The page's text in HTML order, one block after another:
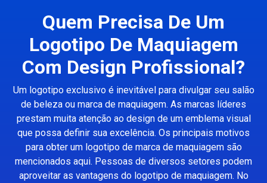
Quem Precisa De Um
Logotipo De Maquiagem
Com Design Profissional?
Um logotipo exclusivo é inevitável para divulgar seu salão
de beleza ou marca de maquiagem. As marcas líderes
prestam muita atenção ao design de um emblema visual
que possa definir sua excelência. Os principais motivos
para obter um logotipo de marca de maquiagem são
mencionados aqui. Pessoas de diversos setores podem
aproveitar as vantagens do logotipo de maquiagem. No